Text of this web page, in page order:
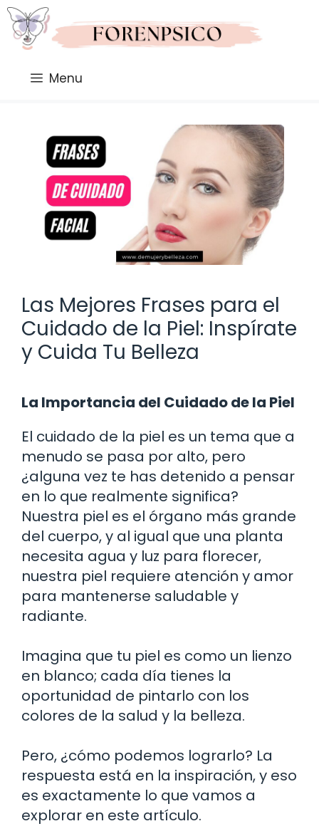
Saltar
al
contenido
Menu
Las Mejores Frases para el
Cuidado de la Piel: Inspírate
y Cuida Tu Belleza
La Importancia del Cuidado de la Piel
El cuidado de la piel es un tema que a
menudo se pasa por alto, pero
¿alguna vez te has detenido a pensar
en lo que realmente significa?
Nuestra piel es el órgano más grande
del cuerpo, y al igual que una planta
necesita agua y luz para florecer,
nuestra piel requiere atención y amor
para mantenerse saludable y
radiante.
Imagina que tu piel es como un lienzo
en blanco; cada día tienes la
oportunidad de pintarlo con los
colores de la salud y la belleza.
Pero, ¿cómo podemos lograrlo? La
respuesta está en la inspiración, y eso
es exactamente lo que vamos a
explorar en este artículo.